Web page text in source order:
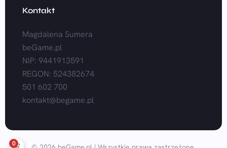
Kontakt
Magdalena Sumera
beGame.pl
NIP: 9441913591
REGON: 524382674
501 602 700
kontakt@begame.pl
0